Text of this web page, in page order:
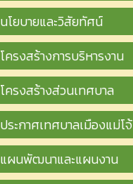
นโยบายและวิสัยทัศน์
โครงสร้างการบริหารงาน
โครงสร้างส่วนเทศบาล
ประกาศเทศบาลเมืองแม่โจ้
แผนพัฒนาและแผนงาน